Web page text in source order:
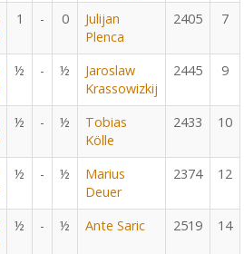
1 - 0
Julijan
Plenca
2405 7
½ - ½
Jaroslaw
Krassowizkij
2445 9
½ - ½
Tobias
Kölle
2433 10
½ - ½
Marius
Deuer
2374 12
½ - ½ Ante Saric 2519 14